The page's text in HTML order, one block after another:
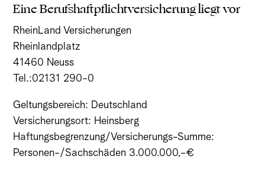
Eine Berufshaftpflichtversicherung liegt vor
RheinLand Versicherungen
Rheinlandplatz
41460 Neuss
Tel.:02131 290-0
Geltungsbereich: Deutschland
Versicherungsort: Heinsberg
Haftungsbegrenzung/Versicherungs-Summe:
Personen-/Sachschäden 3.000.000,-€